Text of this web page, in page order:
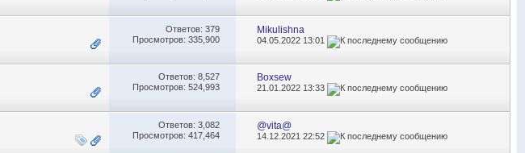
Ответов: 379
Просмотров: 335,900
Mikulishna
04.05.2022 13:01
Ответов: 8,527
Просмотров: 524,993
Boxsew
21.01.202213:33
Ответов: 3,082
Просмотров: 417,464
@vita@
14.12.202122:52